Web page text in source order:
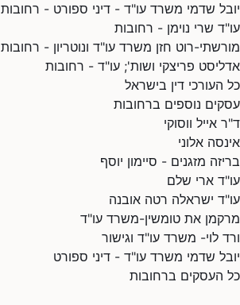
יובל שדמי משרד עו"ד - דיני ספורט - רחובות
עו"ד שרי נוימן - רחובות
מורשתי-רוט חזן משרד עו"ד ונוטריון - רחובות
אדליסט פריצקי ושות'; עו"ד - רחובות
כל העורכי דין בישראל
עסקים נוספים ברחובות
ד"ר אייל ווסוקי
אינסה אלוני
בריזה מזגנים - סיימון יוסף
עו"ד ארי שלם
עו"ד ישראלה רטה אובנה
מרקמן את טומשין-משרד עו"ד
ורד לוי- משרד עו"ד וגישור
יובל שדמי משרד עו"ד - דיני ספורט
כל העסקים ברחובות